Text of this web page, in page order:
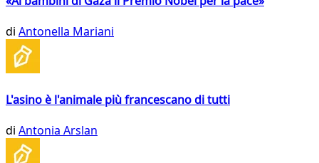
di Antonella Mariani
L'asino è l'animale più francescano di tutti
di Antonia Arslan